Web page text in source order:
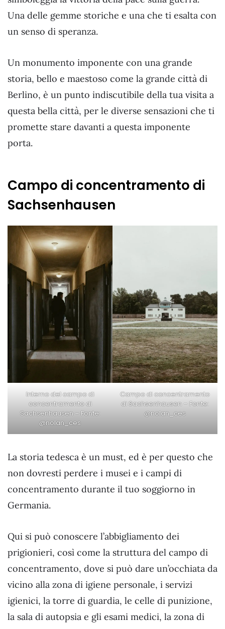
Una delle gemme storiche e una che ti esalta con
un senso di speranza.
Un monumento imponente con una grande
storia, bello e maestoso come la grande città di
Berlino, è un punto indiscutibile della tua visita a
questa bella città, per le diverse sensazioni che ti
promette stare davanti a questa imponente
porta.
Campo di concentramento di
Sachsenhausen
Interno del campo di
concentramento di
Sachsenhausen – Fonte:
@nolan_ces
Campo di concentramento
di Sachsenhausen – Fonte:
@nolan_ces
La storia tedesca è un must, ed è per questo che
non dovresti perdere i musei e i campi di
concentramento durante il tuo soggiorno in
Germania.
Qui si può conoscere l’abbigliamento dei
prigionieri, così come la struttura del campo di
concentramento, dove si può dare un’occhiata da
vicino alla zona di igiene personale, i servizi
igienici, la torre di guardia, le celle di punizione,
la sala di autopsia e gli esami medici, la zona di